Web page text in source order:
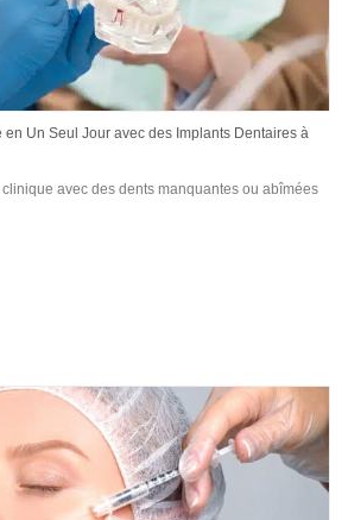
en Un Seul Jour avec des Implants Dentaires à
avec des dents manquantes ou abîmées